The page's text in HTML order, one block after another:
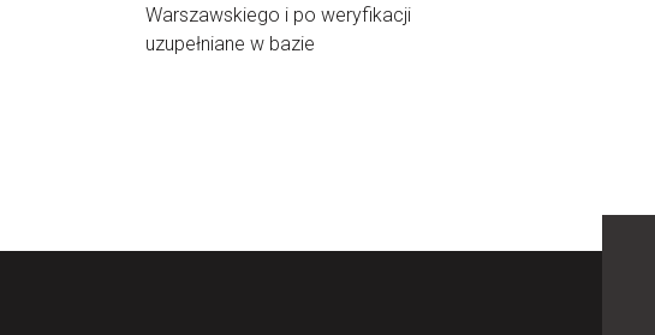
Warszawskiego i po weryfikacji
uzupełniane w bazie